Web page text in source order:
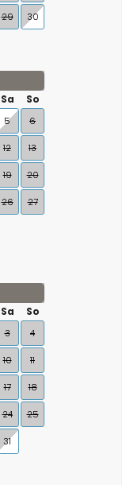
29 30
Sa
So
5 6
12 13
19 20
26 27
Sa
So
3 4
10 11
17 18
24 25
31